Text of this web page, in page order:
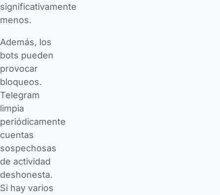
significativamente
menos.
Además, los
bots pueden
provocar
bloqueos.
Telegram
limpia
periódicamente
cuentas
sospechosas
de actividad
deshonesta.
Si hay varios